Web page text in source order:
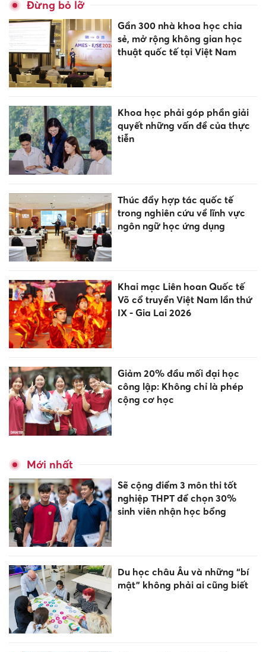
Đừng bỏ lỡ
Gần 300 nhà khoa học chia
sẻ, mở rộng không gian học
thuật quốc tế tại Việt Nam
Khoa học phải góp phần giải
quyết những vấn đề của thực
tiễn
Thúc đẩy hợp tác quốc tế
trong nghiên cứu về lĩnh vực
ngôn ngữ học ứng dụng
Khai mạc Liên hoan Quốc tế
Võ cổ truyền Việt Nam lần thứ
IX - Gia Lai 2026
Giảm 20% đầu mối đại học
công lập: Không chỉ là phép
cộng cơ học
Mới nhất
Sẽ cộng điểm 3 môn thi tốt
nghiệp THPT để chọn 30%
sinh viên nhận học bổng
Du học châu Âu và những “bí
mật” không phải ai cũng biết